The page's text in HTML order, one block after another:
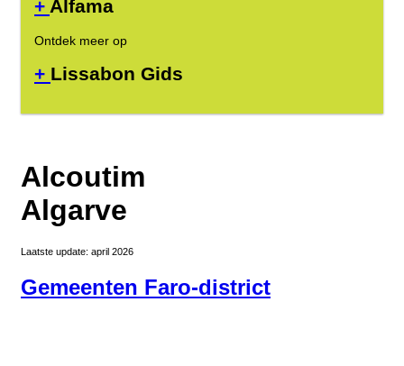
+ Alfama
Ontdek meer op
+ Lissabon Gids
Alcoutim
Algarve
Laatste update: april 2026
Gemeenten Faro-district